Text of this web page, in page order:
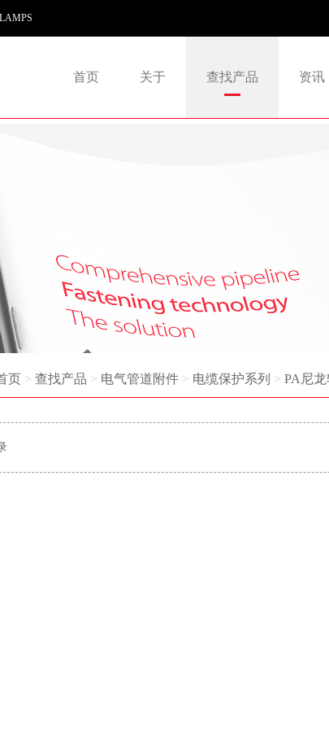
首页 关于 查找产品 资讯
页> 查找产品 > 电气管道附件> 电缆保护系列 > PA尼